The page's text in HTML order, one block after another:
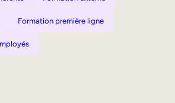
Formation première ligne